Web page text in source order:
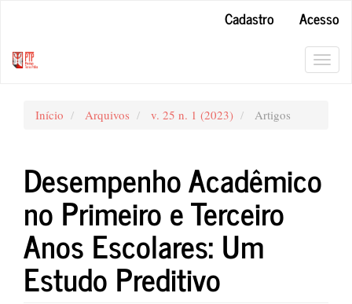
principal
Barra
Cadastro
Acesso
Início Arquivos v. 25 n. 1 (2023) Artigos
Desempenho Acadêmico
no Primeiro e Terceiro
Anos Escolares: Um
Estudo Preditivo